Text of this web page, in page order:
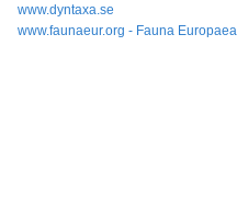
www.dyntaxa.se
www.faunaeur.org - Fauna Europaea